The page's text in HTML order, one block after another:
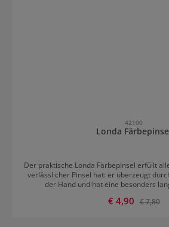
42100
Londa
Der praktische Londa Färbepinsel erfüllt
verlässlicher Pinsel hat: er überzeugt
der Hand und hat eine besonders
Verkaufspreis:
€ 4,90 € 7,80